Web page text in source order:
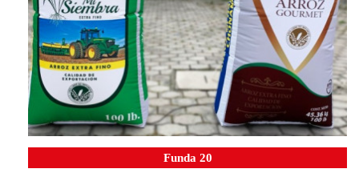
Funda 20